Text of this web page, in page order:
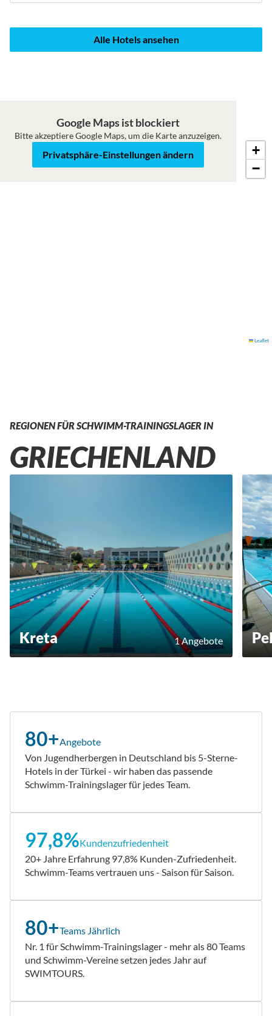
Alle Hotels ansehen
Karte Satellit
+
−
Leaflet
Google Maps ist blockiert
Bitte akzeptiere Google Maps, um die Karte anzuzeigen.
Privatsphäre-Einstellungen ändern
REGIONEN FÜR SCHWIMM-TRAININGSLAGER IN
GRIECHENLAND
Kreta 1 Angebote
80+Angebote
Von Jugendherbergen in Deutschland bis 5-Sterne-
Hotels in der Türkei - wir haben das passende
Schwimm-Trainingslager für jedes Team.
97,8%Kundenzufriedenheit
20+ Jahre Erfahrung 97,8% Kunden-Zufriedenheit.
Schwimm-Teams vertrauen uns - Saison für Saison.
80+Teams Jährlich
Nr. 1 für Schwimm-Trainingslager - mehr als 80 Teams
und Schwimm-Vereine setzen jedes Jahr auf
SWIMTOURS.